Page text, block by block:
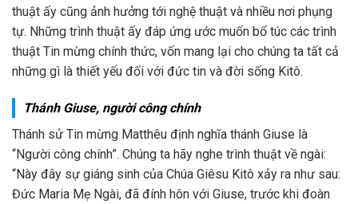
thuật ấy cũng ảnh hưởng tới nghệ thuật và nhiều nơi phụng
tự. Những trình thuật ấy đáp ứng ước muốn bổ túc các trình
thuật Tin mừng chính thức, vốn mang lại cho chúng ta tất cả
những gì là thiết yếu đối với đức tin và đời sống Kitô.
Thánh Giuse, người công chính
Thánh sử Tin mừng Matthêu định nghĩa thánh Giuse là
“Người công chính”. Chúng ta hãy nghe trình thuật về ngài:
“Này đây sự giáng sinh của Chúa Giêsu Kitô xảy ra như sau:
Đức Maria Mẹ Ngài, đã đính hôn với Giuse, trước khi đoàn